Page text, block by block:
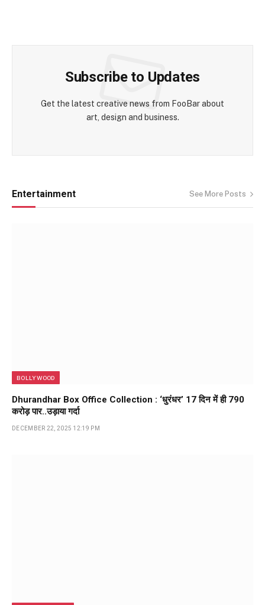
Subscribe to Updates
Get the latest creative news from FooBar about
art, design and business.
Entertainment See More Posts
BOLLYWOOD
Dhurandhar Box Office Collection : ‘धुरंधर’ 17 दिन में ही ₹790
करोड़ पार..उड़ाया गर्दा
DECEMBER 22, 2025 12:19 PM